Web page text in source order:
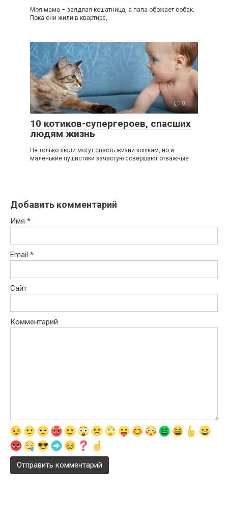
Моя мама – заядлая кошатница, а папа обожает собак.
Пока они жили в квартире,
0
10 котиков-супергероев, спасших
людям жизнь
Не только люди могут спасть жизни кошкам, но и
маленькие пушистики зачастую совершают отважные
Добавить комментарий
Имя *
Email *
Сайт
Комментарий